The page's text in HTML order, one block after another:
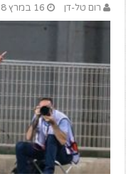
רום טל-דן 16 במרץ 2018